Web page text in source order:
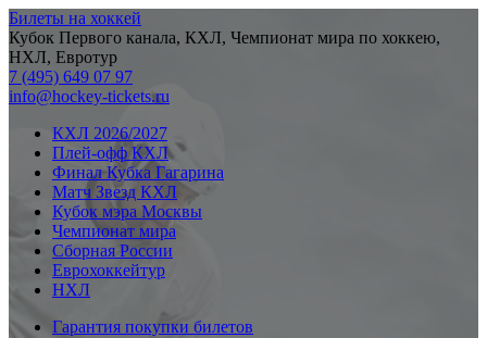
Билеты на хоккей
Кубок Первого канала, КХЛ, Чемпионат мира по хоккею,
НХЛ, Евротур
7 (495) 649 07 97
info@hockey-tickets.ru
КХЛ 2026/2027
Плей-офф КХЛ
Финал Кубка Гагарина
Матч Звезд КХЛ
Кубок мэра Москвы
Чемпионат мира
Сборная России
Еврохоккейтур
НХЛ
Гарантия покупки билетов